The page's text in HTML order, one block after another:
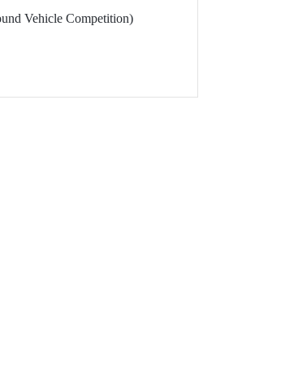
Vehicle Competition)